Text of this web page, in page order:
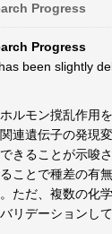
Progress
Progress
been slightly
ルモン撹乱作用
連遺伝子の発現
きることが示唆
ことで種差の有
ただ、複数の化
リデーションし